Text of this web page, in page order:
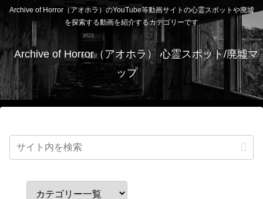
Archive of Horror（アオホラ）のYouTube等動画サイトの心霊スポットや廃墟
を探索する動画を紹介するカテゴリーです
Archive of Horror（アオホラ） 心霊スポット/廃墟マ
ップ